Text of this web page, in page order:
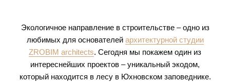
Экологичное направление в строительстве – одно из
любимых для основателей архитектурной студии
ZROBIM architects. Сегодня мы покажем один из
интереснейших проектов – уникальный экодом,
который находится в лесу в Юхновском заповеднике.